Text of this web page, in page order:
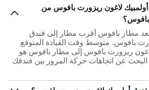
لاغون ريزورت بافوس من
10.2 كم ، يعد مطار بافوس أقرب مطار إلى فندق
بافوس. متوسط وقت القيادة المتوقع
ريزورت بافوس إلى مطار بافوس هو
البحث عن اتجاهات حركة المرور بين فندقك